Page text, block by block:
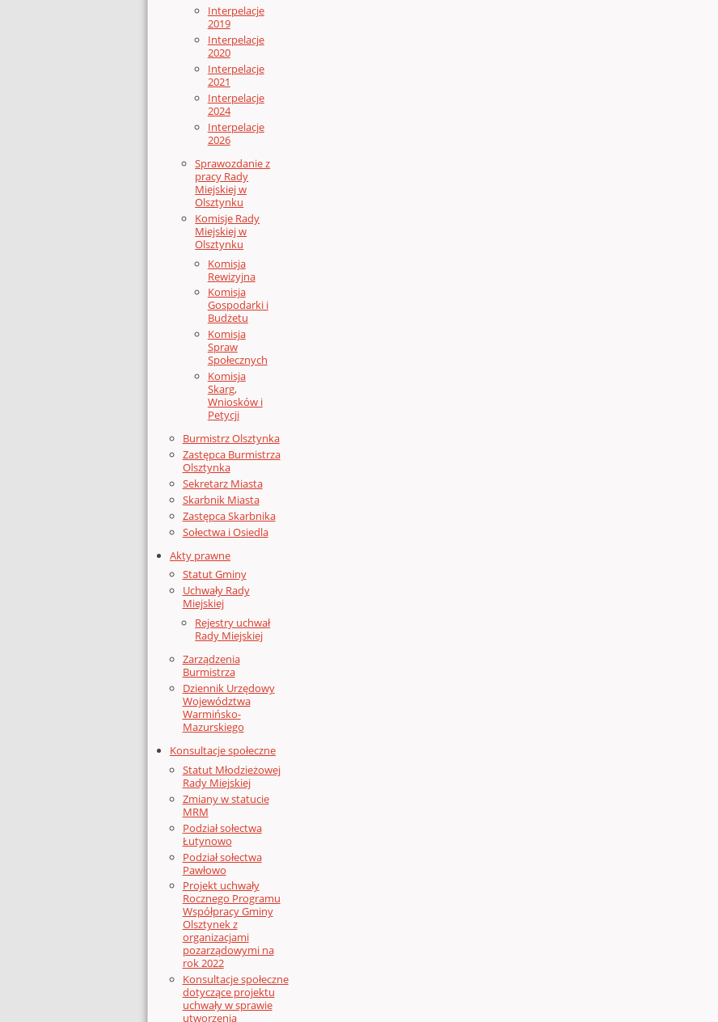
Interpelacje
2019
Interpelacje
2020
Interpelacje
2021
Interpelacje
2024
Interpelacje
2026
Sprawozdanie z
pracy Rady
Miejskiej w
Olsztynku
Komisje Rady
Miejskiej w
Olsztynku
Komisja
Rewizyjna
Komisja
Gospodarki i
Budżetu
Komisja
Spraw
Społecznych
Komisja
Skarg,
Wniosków i
Petycji
Burmistrz Olsztynka
Zastępca Burmistrza
Olsztynka
Sekretarz Miasta
Skarbnik Miasta
Zastępca Skarbnika
Sołectwa i Osiedla
Akty prawne
Statut Gminy
Uchwały Rady
Miejskiej
Rejestry uchwał
Rady Miejskiej
Zarządzenia
Burmistrza
Dziennik Urzędowy
Województwa
Warmińsko-
Mazurskiego
Konsultacje społeczne
Statut Młodzieżowej
Rady Miejskiej
Zmiany w statucie
MRM
Podział sołectwa
Łutynowo
Podział sołectwa
Pawłowo
Projekt uchwały
Rocznego Programu
Współpracy Gminy
Olsztynek z
organizacjami
pozarządowymi na
rok 2022
Konsultacje społeczne
dotyczące projektu
uchwały w sprawie
utworzenia